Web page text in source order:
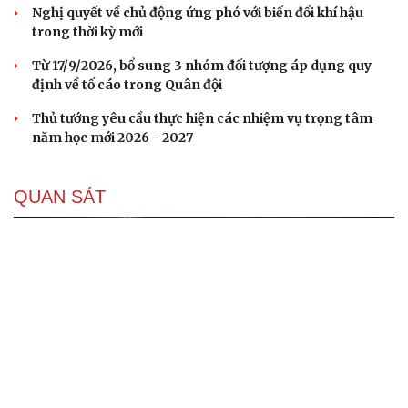
Nghị quyết về chủ động ứng phó với biến đổi khí hậu
trong thời kỳ mới
Từ 17/9/2026, bổ sung 3 nhóm đối tượng áp dụng quy
định về tố cáo trong Quân đội
Thủ tướng yêu cầu thực hiện các nhiệm vụ trọng tâm
năm học mới 2026 - 2027
QUAN SÁT